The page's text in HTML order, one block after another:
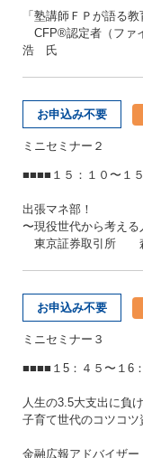
「塾講師ＦＰが語る教
CFP®認定者（フ
浩 氏
お申込み不要
ミニセミナー２
■■■■１５：１０〜１
出張マネ部！
〜現役世代から考え
東京証券取引所
お申込み不要
ミニセミナー３
■■■■１5：４５〜１6
人生の3.5大支出に負
子育て世代のコツコツ
金融広報アドバイザー